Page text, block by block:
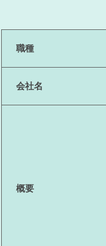
職種
会社名
概要